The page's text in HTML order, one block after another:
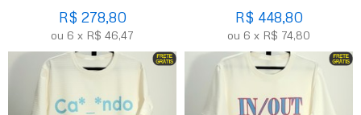
R$ 278,80
ou 6 x R$ 46,47
R$ 448,80
ou 6 x R$ 74,80